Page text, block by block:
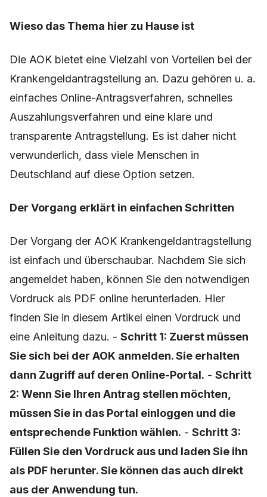
Wieso das Thema hier zu Hause ist
Die AOK bietet eine Vielzahl von Vorteilen bei der
Krankengeldantragstellung an. Dazu gehören u. a.
einfaches Online-Antragsverfahren, schnelles
Auszahlungsverfahren und eine klare und
transparente Antragstellung. Es ist daher nicht
verwunderlich, dass viele Menschen in
Deutschland auf diese Option setzen.
Der Vorgang erklärt in einfachen Schritten
Der Vorgang der AOK Krankengeldantragstellung
ist einfach und überschaubar. Nachdem Sie sich
angemeldet haben, können Sie den notwendigen
Vordruck als PDF online herunterladen. Hier
finden Sie in diesem Artikel einen Vordruck und
eine Anleitung dazu. - Schritt 1: Zuerst müssen
Sie sich bei der AOK anmelden. Sie erhalten
dann Zugriff auf deren Online-Portal. - Schritt
2: Wenn Sie Ihren Antrag stellen möchten,
müssen Sie in das Portal einloggen und die
entsprechende Funktion wählen. - Schritt 3:
Füllen Sie den Vordruck aus und laden Sie ihn
als PDF herunter. Sie können das auch direkt
aus der Anwendung tun.